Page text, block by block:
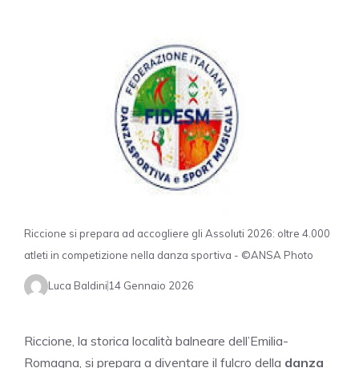
Riccione si prepara ad accogliere gli Assoluti 2026: oltre 4.000
atleti in competizione nella danza sportiva - ©ANSA Photo
Luca Baldini14 Gennaio 2026
Riccione, la storica località balneare dell’Emilia-
Romagna, si prepara a diventare il fulcro della danza